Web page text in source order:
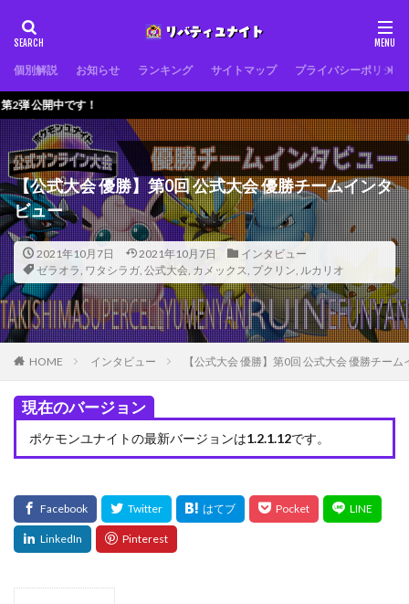
個別解説 お知らせ ランキング サイトマップ プライバシーポリシー
【公式大会 優勝】第0回 公式大会 優勝チームインタ
ビュー
2021年10月7日 2021年10月7日
インタビュー
ゼラオラ, ワタシラガ, 公式大会, カメックス, プクリン, ルカリオ
HOME インタビュー 【公式大会 優勝】第0回 公式大会 優勝チー
現在のバージョン
ポケモンユナイトの最新バージョンは1.2.1.12です。